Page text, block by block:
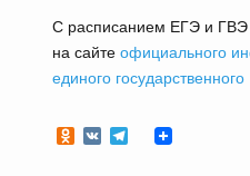
С расписанием ЕГЭ и ГВЭ
на сайте официального
единого государственного
Odnoklassniki
VKTelegram